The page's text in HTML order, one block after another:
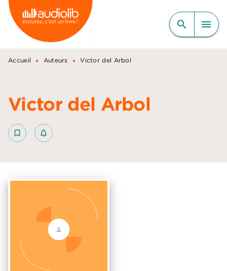
MENU RECHERCHE
CONTENU
PIED DE PAGE
search menu
Accueil • Auteurs • Victor del Arbol
Victor del Arbol
bookmark_border notifications_none_outlined